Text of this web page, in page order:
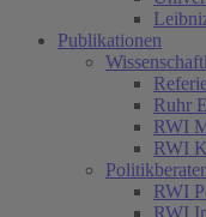
Publikationen
Ruhr
RWI
RWI
RWI
RWI